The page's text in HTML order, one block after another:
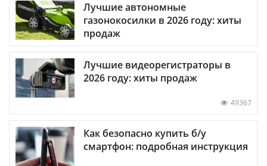
Лучшие автономные
газонокосилки в 2026 году: хиты
продаж
Лучшие видеорегистраторы в
2026 году: хиты продаж
49367
Как безопасно купить б/у
смартфон: подробная инструкция